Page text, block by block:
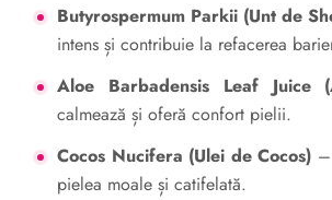
Butyrospermum Parkii (Unt de
intens și contribuie la refacerea
Aloe Barbadensis Leaf Juice
calmează și oferă confort pielii.
Cocos Nucifera (Ulei de Cocos)
pielea moale și catifelată.